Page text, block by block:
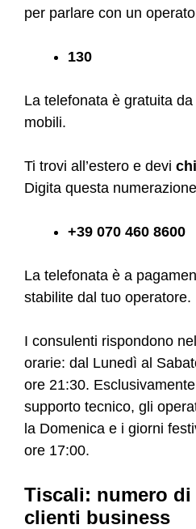
per parlare con un
130
La telefonata è gratuita
mobili.
Ti trovi all’estero e devi
Digita questa
+39 070 460 8600
La telefonata è a
stabilite dal tuo operatore.
I consulenti rispondono
orarie: dal Lunedì al
ore 21:30.
supporto tecnico, gli
la Domenica e i giorni
ore 17:00.
Tiscali: numero
clienti business